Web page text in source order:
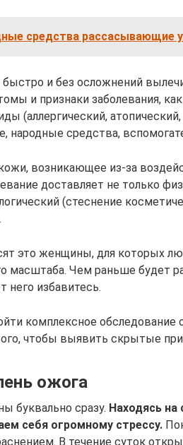
средства рассасывающие
и без осложнений
и признаки заболевания,
(аллергический,
народные средства,
возникающее из-за
доставляет не только
(стеснение
это женщины, для которых
масштаба. Чем раньше будет
него избавитесь.
комплексное обследование
чтобы выявить скрытые
ожога
буквально сразу. Находясь на
себя огромному стрессу.
В течение суток